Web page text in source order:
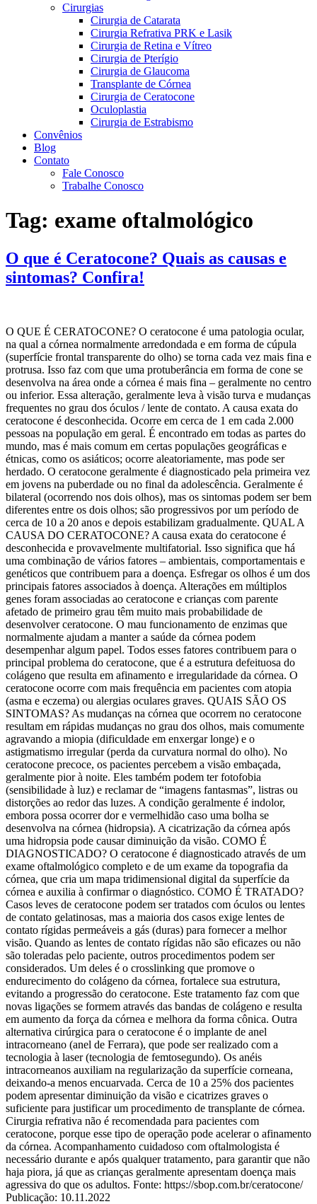
Cirurgias
Cirurgia de Catarata
Cirurgia Refrativa PRK e Lasik
Cirurgia de Retina e Vítreo
Cirurgia de Pterígio
Cirurgia de Glaucoma
Transplante de Córnea
Cirurgia de Ceratocone
Oculoplastia
Cirurgia de Estrabismo
Convênios
Blog
Contato
Fale Conosco
Trabalhe Conosco
Tag: exame oftalmológico
O que é Ceratocone? Quais as causas e
sintomas? Confira!
O QUE É CERATOCONE? O ceratocone é uma patologia ocular,
na qual a córnea normalmente arredondada e em forma de cúpula
(superfície frontal transparente do olho) se torna cada vez mais fina e
protrusa. Isso faz com que uma protuberância em forma de cone se
desenvolva na área onde a córnea é mais fina – geralmente no centro
ou inferior. Essa alteração, geralmente leva à visão turva e mudanças
frequentes no grau dos óculos / lente de contato. A causa exata do
ceratocone é desconhecida. Ocorre em cerca de 1 em cada 2.000
pessoas na população em geral. É encontrado em todas as partes do
mundo, mas é mais comum em certas populações geográficas e
étnicas, como os asiáticos; ocorre aleatoriamente, mas pode ser
herdado. O ceratocone geralmente é diagnosticado pela primeira vez
em jovens na puberdade ou no final da adolescência. Geralmente é
bilateral (ocorrendo nos dois olhos), mas os sintomas podem ser bem
diferentes entre os dois olhos; são progressivos por um período de
cerca de 10 a 20 anos e depois estabilizam gradualmente. QUAL A
CAUSA DO CERATOCONE? A causa exata do ceratocone é
desconhecida e provavelmente multifatorial. Isso significa que há
uma combinação de vários fatores – ambientais, comportamentais e
genéticos que contribuem para a doença. Esfregar os olhos é um dos
principais fatores associados à doença. Alterações em múltiplos
genes foram associadas ao ceratocone e crianças com parente
afetado de primeiro grau têm muito mais probabilidade de
desenvolver ceratocone. O mau funcionamento de enzimas que
normalmente ajudam a manter a saúde da córnea podem
desempenhar algum papel. Todos esses fatores contribuem para o
principal problema do ceratocone, que é a estrutura defeituosa do
colágeno que resulta em afinamento e irregularidade da córnea. O
ceratocone ocorre com mais frequência em pacientes com atopia
(asma e eczema) ou alergias oculares graves. QUAIS SÃO OS
SINTOMAS? As mudanças na córnea que ocorrem no ceratocone
resultam em rápidas mudanças no grau dos olhos, mais comumente
agravando a miopia (dificuldade em enxergar longe) e o
astigmatismo irregular (perda da curvatura normal do olho). No
ceratocone precoce, os pacientes percebem a visão embaçada,
geralmente pior à noite. Eles também podem ter fotofobia
(sensibilidade à luz) e reclamar de “imagens fantasmas”, listras ou
distorções ao redor das luzes. A condição geralmente é indolor,
embora possa ocorrer dor e vermelhidão caso uma bolha se
desenvolva na córnea (hidropsia). A cicatrização da córnea após
uma hidropsia pode causar diminuição da visão. COMO É
DIAGNOSTICADO? O ceratocone é diagnosticado através de um
exame oftalmológico completo e de um exame da topografia da
córnea, que cria um mapa tridimensional digital da superfície da
córnea e auxilia à confirmar o diagnóstico. COMO É TRATADO?
Casos leves de ceratocone podem ser tratados com óculos ou lentes
de contato gelatinosas, mas a maioria dos casos exige lentes de
contato rígidas permeáveis ​​a gás (duras) para fornecer a melhor
visão. Quando as lentes de contato rígidas não são eficazes ou não
são toleradas pelo paciente, outros procedimentos podem ser
considerados. Um deles é o crosslinking que promove o
endurecimento do colágeno da córnea, fortalece sua estrutura,
evitando a progressão do ceratocone. Este tratamento faz com que
novas ligações se formem através das bandas de colágeno e resulta
em aumento da força da córnea e melhora da forma cônica. Outra
alternativa cirúrgica para o ceratocone é o implante de anel
intracorneano (anel de Ferrara), que pode ser realizado com a
tecnologia à laser (tecnologia de femtosegundo). Os anéis
intracorneanos auxiliam na regularização da superfície corneana,
deixando-a menos encuarvada. Cerca de 10 a 25% dos pacientes
podem apresentar diminuição da visão e cicatrizes graves o
suficiente para justificar um procedimento de transplante de córnea.
Cirurgia refrativa não é recomendada para pacientes com
ceratocone, porque esse tipo de operação pode acelerar o afinamento
da córnea. Acompanhamento cuidadoso com oftalmologista é
necessário durante e após qualquer tratamento, para garantir que não
haja piora, já que as crianças geralmente apresentam doença mais
agressiva do que os adultos. Fonte: https://sbop.com.br/ceratocone/
Publicação: 10.11.2022